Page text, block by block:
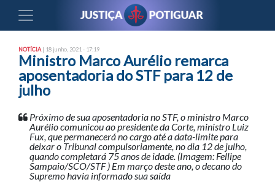
NOTÍCIA | 18 junho, 2021 - 17:19
Ministro Marco Aurélio remarca
aposentadoria do STF para 12 de
julho
Próximo de sua aposentadoria no STF, o ministro Marco
Aurélio comunicou ao presidente da Corte, ministro Luiz
Fux, que permanecerá no cargo até a data-limite para
deixar o Tribunal compulsoriamente, no dia 12 de julho,
quando completará 75 anos de idade. (Imagem: Fellipe
Sampaio/SCO/STF ) Em março deste ano, o decano do
Supremo havia informado sua saída